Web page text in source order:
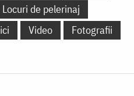
Locuri de pelerinaj
Video Fotografii